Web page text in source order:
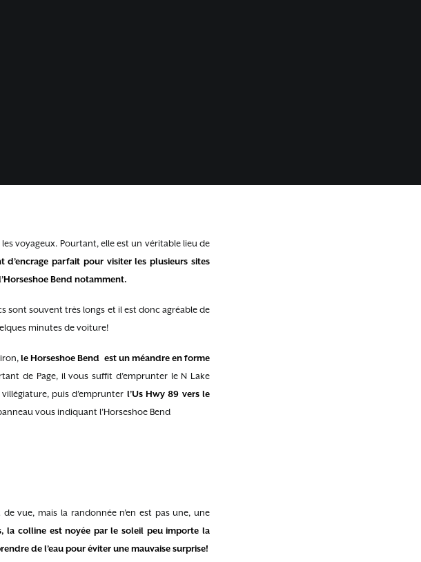
voyageux. Pourtant, elle est un véritable lieu de
d’encrage parfait pour visiter les plusieurs sites
Bend notamment.
sont souvent très longs et il est donc agréable de
minutes de voiture!
le Horseshoe Bend est un méandre en forme
de Page, il vous suffit d’emprunter le N Lake
puis d’emprunter l’Us Hwy 89 vers le
vous indiquant l’Horseshoe Bend
vue, mais la randonnée n’en est pas une, une
la colline est noyée par le soleil peu importe la
de l’eau pour éviter une mauvaise surprise!